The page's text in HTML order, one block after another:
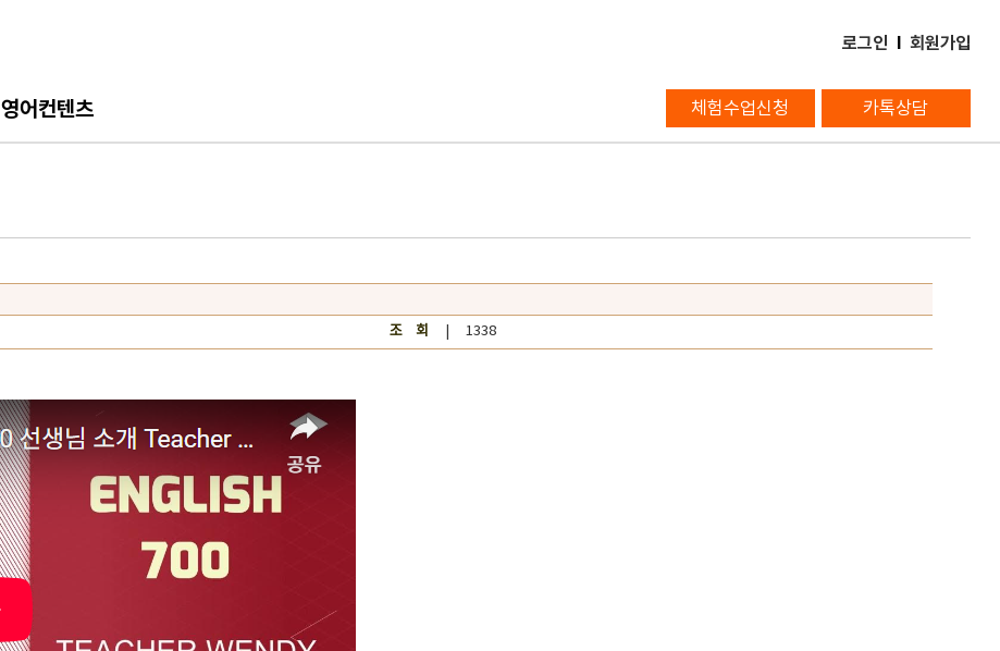
로그인 l 회원가입
영어컨텐츠 체험수업신청 카톡상담
조 회 | 1338